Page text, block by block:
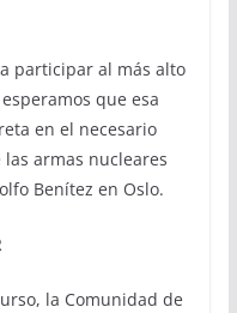
participar al más alto
que esa
en el necesario
armas nucleares
Benítez en Oslo.
la Comunidad de